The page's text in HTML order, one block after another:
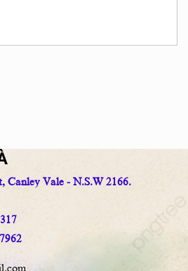
Canley Vale - N.S.W 2166.